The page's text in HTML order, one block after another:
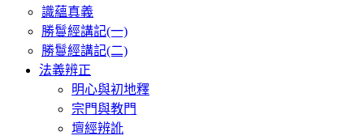
識蘊真義
勝鬘經講記(一)
勝鬘經講記(二)
法義辨正
明心與初地釋
宗門與教門
壇經辨訛